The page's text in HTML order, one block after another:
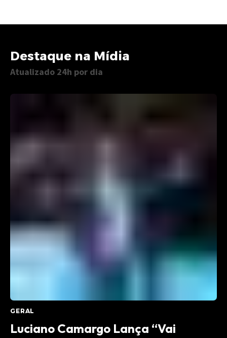
Destaque na Mídia
Atualizado 24h por dia
GERAL
Luciano Camargo Lança “Vai